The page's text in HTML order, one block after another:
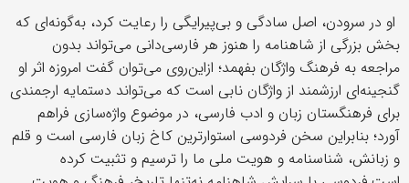
او در سرودن، اصل سادگی و بی‌پیرایگی را رعایت کرد، به‌گونه‌ای که
بخش بزرگی از شاهنامه را هنوز هر فارسی‌دانی می‌تواند بدون
مراجعه به فرهنگ واژگان بفهمد؛ ازاین‌روی می‌توان گفت امروزه اثر او
گنجینه‌ای ارزشمند از واژگان نابی است که می‌تواند دستمایه ارجمندی
برای فرهنگستان زبان و ادب فارسی، در موضوع واژه‌سازی فراهم
آورد؛ بنابراین سخن فردوسی استوارترین کاخ زبان فارسی است و قلم
و زبانش، شناسنامه و هویت ملی ما را ترسیم و تثبیت کرده